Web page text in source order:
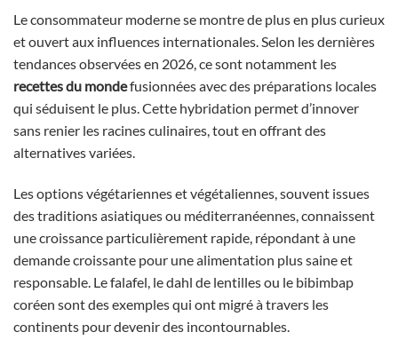
Le consommateur moderne se montre de plus en plus curieux
et ouvert aux influences internationales. Selon les dernières
tendances observées en 2026, ce sont notamment les
recettes du mondefusionnées avec des préparations locales
qui séduisent le plus. Cette hybridation permet d’innover
sans renier les racines culinaires, tout en offrant des
alternatives variées.
Les options végétariennes et végétaliennes, souvent issues
des traditions asiatiques ou méditerranéennes, connaissent
une croissance particulièrement rapide, répondant à une
demande croissante pour une alimentation plus saine et
responsable. Le falafel, le dahl de lentilles ou le bibimbap
coréen sont des exemples qui ont migré à travers les
continents pour devenir des incontournables.